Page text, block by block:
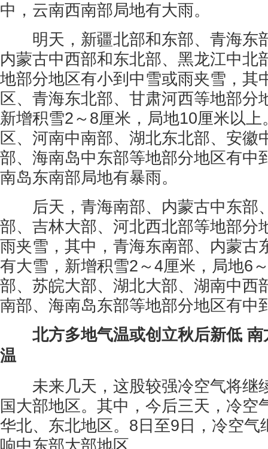
中，云南西南部局地有大雨。
明天，新疆北部和东部、青海东
内蒙古中西部和东北部、黑龙江中北
地部分地区有小到中雪或雨夹雪，其
区、青海东北部、甘肃河西等地部分
新增积雪2～8厘米，局地10厘米以
区、河南中南部、湖北东北部、安徽
部、海南岛中东部等地部分地区有中
南岛东南部局地有暴雨。
后天，青海南部、内蒙古中东部
部、吉林大部、河北西北部等地部分
雨夹雪，其中，青海东南部、内蒙古
有大雪，新增积雪2～4厘米，局地6
部、苏皖大部、湖北大部、湖南中西
南部、海南岛东部等地部分地区有中
北方多地气温或创立秋后新低 南
温
未来几天，这股较强冷空气将继
国大部地区。其中，今后三天，冷空
华北、东北地区。8日至9日，冷空气
响中东部大部地区。